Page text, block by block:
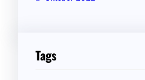
Tags